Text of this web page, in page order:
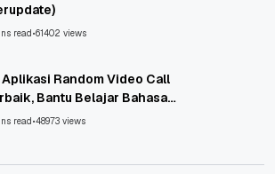
read•61402 views
Aplikasi Random Video Call
Bantu Belajar Bahasa
read•48973 views